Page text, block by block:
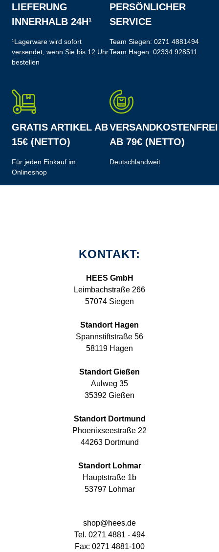
LIEFERUNG
INNERHALB 24H¹
¹Lagerware wird sofort
versendet, wenn Sie bis 12 Uhr
bestellen
PERSÖNLICHER
SERVICE
Team Siegen: 0271 4881494
Team Hagen: 02334 928511
GRATIS ARTIKEL AB
15€ (NETTO)
Für jeden Einkauf im
Onlineshop
VERSANDKOSTENFREI
AB 79€ (NETTO)
Deutschlandweit
KONTAKT:
HEES GmbH
Leimbachstraße 266
57074 Siegen
Standort Hagen
Spannstiftstraße 56
58119 Hagen
Standort Gießen
Aulweg 35
35392 Gießen
Standort Dortmund
Phoenixseestraße 22
44263 Dortmund
Standort Lohmar
Hauptstraße 1b
53797 Lohmar
shop@hees.de
Tel. 0271 4881 - 494
Fax: 0271 4881-100